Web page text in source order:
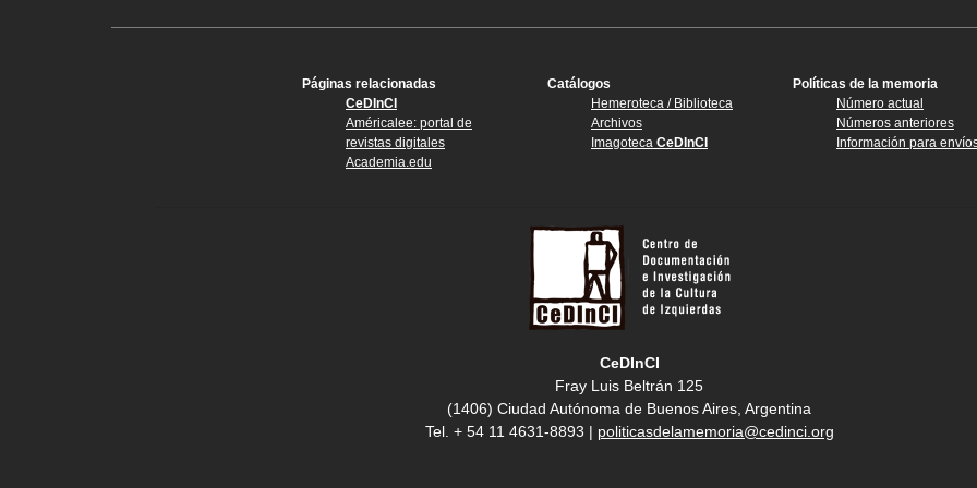
Páginas relacionadas
CeDInCI
Américalee: portal de
revistas digitales
Academia.edu
Catálogos
Hemeroteca / Biblioteca
Archivos
Imagoteca CeDInCI
Políticas de la memoria
Número actual
Números anteriores
Información para
CeDInCI
Fray Luis Beltrán 125
(1406) Ciudad Autónoma de Buenos Aires, Argentina
Tel. + 54 11 4631-8893 | politicasdelamemoria@cedinci.org